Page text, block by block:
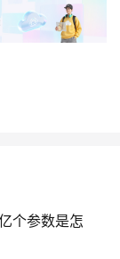
个参数是怎